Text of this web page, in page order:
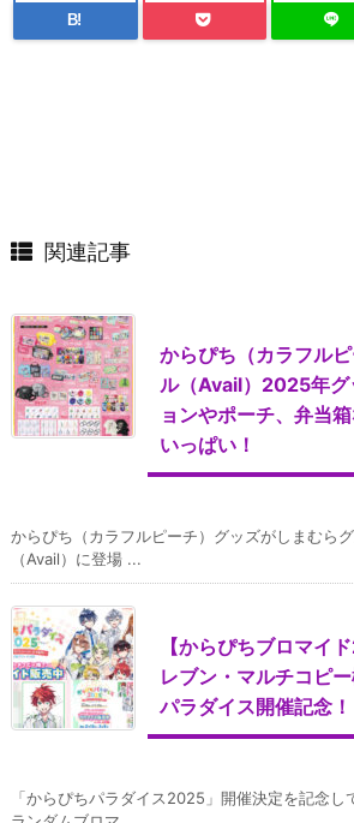
B!
関連記事
からぴち（カラフル
ル（Avail）2025年グ
ョンやポーチ、弁当
いっぱい！
からぴち（カラフルピーチ）グッズがしまむら
（Avail）に登場 ...
【からぴちブロマイ
レブン・マルチコピ
パラダイス開催記念！
「からぴちパラダイス2025」開催決定を記念